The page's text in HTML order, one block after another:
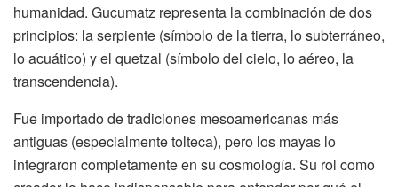
humanidad. Gucumatz representa la combinación de dos
principios: la serpiente (símbolo de la tierra, lo subterráneo,
lo acuático) y el quetzal (símbolo del cielo, lo aéreo, la
transcendencia).
Fue importado de tradiciones mesoamericanas más
antiguas (especialmente tolteca), pero los mayas lo
integraron completamente en su cosmología. Su rol como